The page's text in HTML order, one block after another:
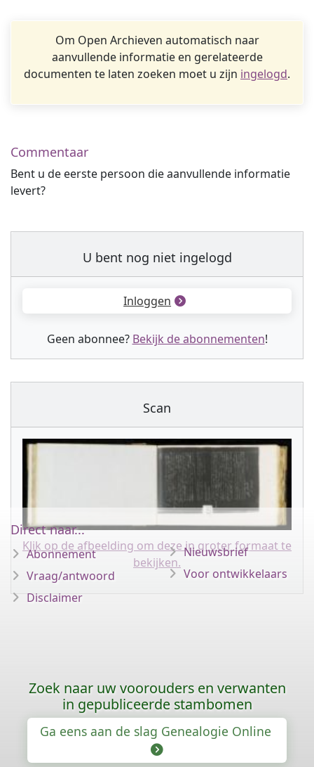
Om Open Archieven automatisch naar
aanvullende informatie en gerelateerde
documenten te laten zoeken moet u zijn ingelogd.
Commentaar
Bent u de eerste persoon die aanvullende informatie
levert?
U bent nog niet ingelogd
Inloggen
Geen abonnee? Bekijk de abonnementen!
Scan
Klik op de afbeelding om deze in groter formaat te
bekijken.
Direct naar...
Abonnement
Vraag/antwoord
Disclaimer
Nieuwsbrief
Voor ontwikkelaars
Zoek naar uw voorouders en verwanten
in gepubliceerde stambomen
Ga eens aan de slag Genealogie Online